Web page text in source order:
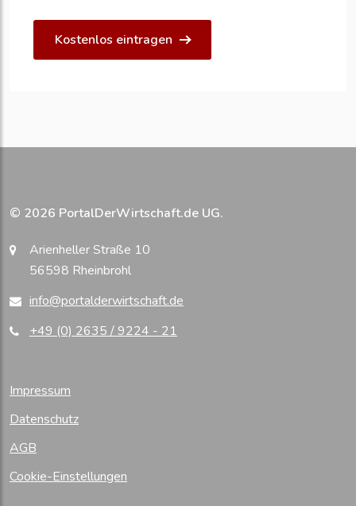
Kostenlos eintragen
© 2026 PortalDerWirtschaft.de UG.
Arienheller Straße 10
56598 Rheinbrohl
info@portalderwirtschaft.de
+49 (0) 2635 / 9224 - 21
Impressum
Datenschutz
AGB
Cookie-Einstellungen